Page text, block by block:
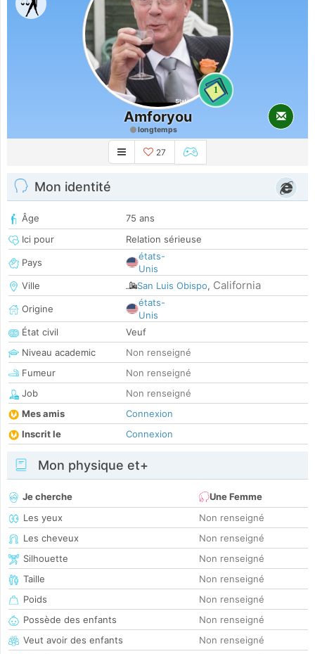
1
Amforyou
longtemps
27
Mon identité
Âge
75 ans
Ici pour
Relation sérieuse
Pays
états-
Unis
Ville
San Luis Obispo, California
Origine
états-
Unis
État civil
Veuf
Niveau academic
Non renseigné
Fumeur
Non renseigné
Job
Non renseigné
Mes amis
Connexion
Inscrit le
Connexion
Mon physique et+
Je cherche
Une Femme
Les yeux
Non renseigné
Les cheveux
Non renseigné
Silhouette
Non renseigné
Taille
Non renseigné
Poids
Non renseigné
Possède des enfants
Non renseigné
Veut avoir des enfants
Non renseigné